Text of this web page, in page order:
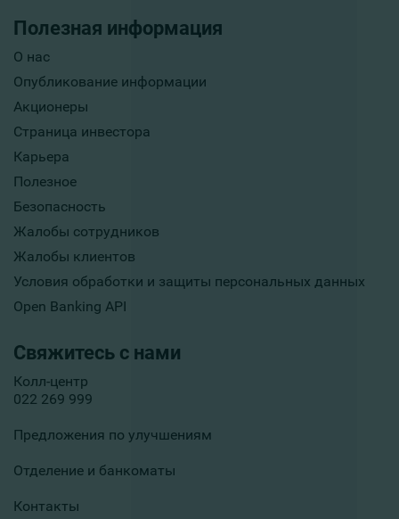
Полезная информация
О нас
Опубликование информации
Акционеры
Страница инвестора
Карьера
Полезное
Безопасность
Жалобы сотрудников
Жалобы клиентов
Условия обработки и защиты персональных данных
Open Banking API
Свяжитесь с нами
Колл-центр
022 269 999
Предложения по улучшениям
Отделение и банкоматы
Контакты